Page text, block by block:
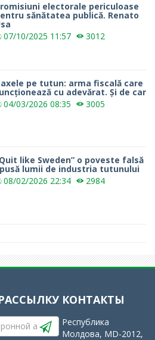
electorale periculoase
sănătatea publică. Renato
07/10/2025 11:57 3012
pe tutun: arma fiscală care
cu adevărat. Și de car
04/03/2026 08:35 3005
like Sweden” o poveste falsă
lumii de industria tutunului
08/02/2026 22:34 2984
КОНТАКТЫ
Республика
Молдова, MD-2012,